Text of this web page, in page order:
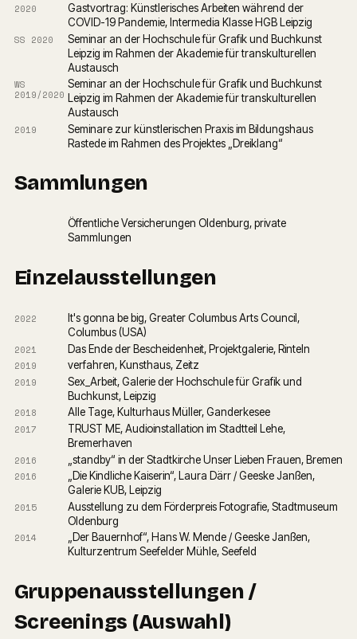
2020
Gastvortrag: Künstlerisches Arbeiten während der
COVID-19 Pandemie, Intermedia Klasse HGB Leipzig
SS 2020
Seminar an der Hochschule für Grafik und Buchkunst
Leipzig im Rahmen der Akademie für transkulturellen
Austausch
WS
2019/2020
Seminar an der Hochschule für Grafik und Buchkunst
Leipzig im Rahmen der Akademie für transkulturellen
Austausch
2019
Seminare zur künstlerischen Praxis im Bildungshaus
Rastede im Rahmen des Projektes „Dreiklang“
Sammlungen
Öffentliche Versicherungen Oldenburg, private
Sammlungen
Einzelausstellungen
2022
It's gonna be big, Greater Columbus Arts Council,
Columbus (USA)
2021
Das Ende der Bescheidenheit, Projektgalerie, Rinteln
2019
verfahren, Kunsthaus, Zeitz
2019
Sex_Arbeit, Galerie der Hochschule für Grafik und
Buchkunst, Leipzig
2018
Alle Tage, Kulturhaus Müller, Ganderkesee
2017
TRUST ME, Audioinstallation im Stadtteil Lehe,
Bremerhaven
2016
„standby“ in der Stadtkirche Unser Lieben Frauen, Bremen
2016
„Die Kindliche Kaiserin“, Laura Därr / Geeske Janßen,
Galerie KUB, Leipzig
2015
Ausstellung zu dem Förderpreis Fotografie, Stadtmuseum
Oldenburg
2014
„Der Bauernhof“, Hans W. Mende / Geeske Janßen,
Kulturzentrum Seefelder Mühle, Seefeld
Gruppenausstellungen /
Screenings (Auswahl)